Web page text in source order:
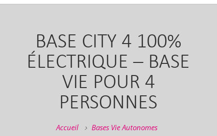
BASE CITY 4 100%
ÉLECTRIQUE – BASE
VIE POUR 4
PERSONNES
Accueil Bases Vie Autonomes